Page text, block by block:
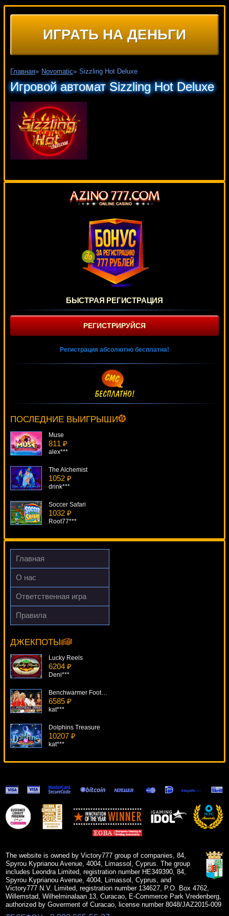
ИГРАТЬ НА ДЕНЬГИ
Главная» Novomatic» Sizzling Hot Deluxe
Игровой автомат Sizzling Hot Deluxe
БЫСТРАЯ РЕГИСТРАЦИЯ
РЕГИСТРИРУЙСЯ
Регистрация абсолютно бесплатна!
ПОСЛЕДНИЕ ВЫИГРЫШИ
verkhovod***
Muse
811 ₽
alex***
The Alchemist
1052 ₽
drink***
Soccer Safari
1032 ₽
Root77***
Three Wishes
1069 ₽
kat***
Главная
О нас
Ответственная игра
Правила
ДЖЕКПОТЫ
House Of Dragons
Lucy***
Lucky Reels
6204 ₽
Deni***
Benchwarmer Football Girls
6585 ₽
kat***
Dolphins Treasure
10207 ₽
kat***
Jewel Of The Arts
13009 ₽
blogolet***
Bratva
The website is owned by Victory777 group of companies, 84,
Spyrou Kyprianou Avenue, 4004, Limassol, Cyprus. The group
includes Leondra Limited, registration number HE349390, 84,
Spyrou Kyprianou Avenue, 4004, Limassol, Cyprus, and
Victory777 N.V. Limited, registration number 134627, P.O. Box 4762,
Willemstad, Wilhelminalaan 13, Curacao, E-Commerce Park Vredenberg,
authorized by Goverment of Curacao, license number 8048/JAZ2015-009